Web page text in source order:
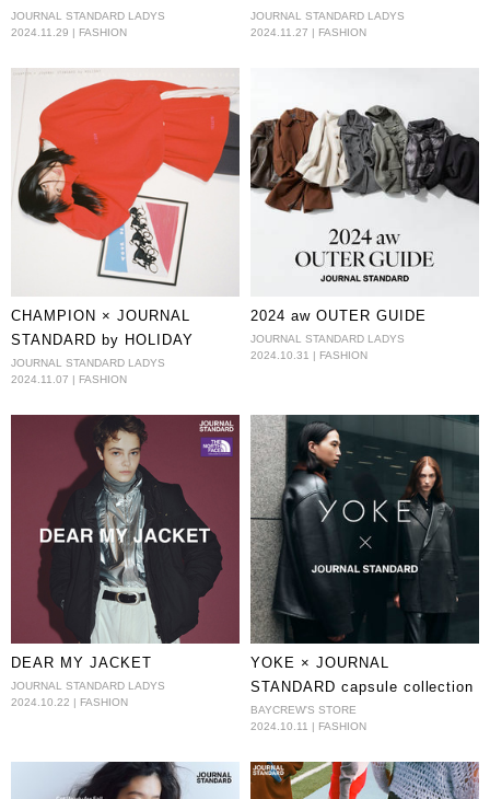
Collection
JOURNAL STANDARD LADYS
2024.11.29 | FASHION
史上おしゃれな１０スタイル。
JOURNAL STANDARD LADYS
2024.11.27 | FASHION
CHAMPION × JOURNAL
STANDARD by HOLIDAY
JOURNAL STANDARD LADYS
2024.11.07 | FASHION
2024 aw OUTER GUIDE
JOURNAL STANDARD LADYS
2024.10.31 | FASHION
DEAR MY JACKET
JOURNAL STANDARD LADYS
2024.10.22 | FASHION
YOKE × JOURNAL
STANDARD capsule collection
BAYCREW'S STORE
2024.10.11 | FASHION